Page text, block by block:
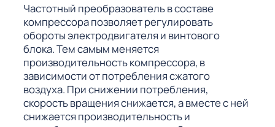
Частотный преобразователь в составе
компрессора позволяет регулировать
обороты электродвигателя и винтового
блока. Тем самым меняется
производительность компрессора, в
зависимости от потребления сжатого
воздуха. При снижении потребления,
скорость вращения снижается, а вместе с ней
снижается производительность и